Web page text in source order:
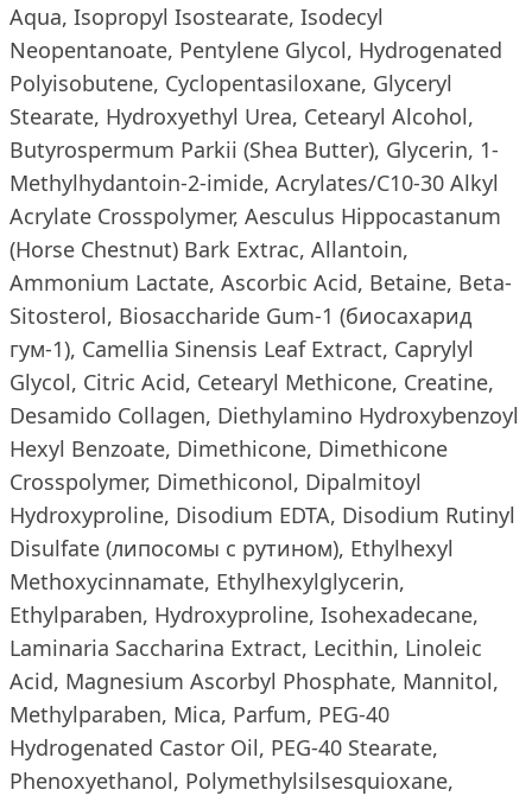
Aqua, Isopropyl Isostearate, Isodecyl
Neopentanoate, Pentylene Glycol, Hydrogenated
Polyisobutene, Cyclopentasiloxane, Glyceryl
Stearate, Hydroxyethyl Urea, Cetearyl Alcohol,
Butyrospermum Parkii (Shea Butter), Glycerin, 1-
Methylhydantoin-2-imide, Acrylates/C10-30 Alkyl
Acrylate Crosspolymer, Aesculus Hippocastanum
(Horse Chestnut) Bark Extrac, Allantoin,
Ammonium Lactate, Ascorbic Acid, Betaine, Beta-
Sitosterol, Biosaccharide Gum-1 (биосахарид
гум-1), Camellia Sinensis Leaf Extract, Caprylyl
Glycol, Citric Acid, Cetearyl Methicone, Creatine,
Desamido Collagen, Diethylamino Hydroxybenzoyl
Hexyl Benzoate, Dimethicone, Dimethicone
Crosspolymer, Dimethiconol, Dipalmitoyl
Hydroxyproline, Disodium EDTA, Disodium Rutinyl
Disulfate (липосомы с рутином), Ethylhexyl
Methoxycinnamate, Ethylhexylglycerin,
Ethylparaben, Hydroxyproline, Isohexadecane,
Laminaria Saccharina Extract, Lecithin, Linoleic
Acid, Magnesium Ascorbyl Phosphate, Mannitol,
Methylparaben, Mica, Parfum, PEG-40
Hydrogenated Castor Oil, PEG-40 Stearate,
Phenoxyethanol, Polymethylsilsesquioxane,